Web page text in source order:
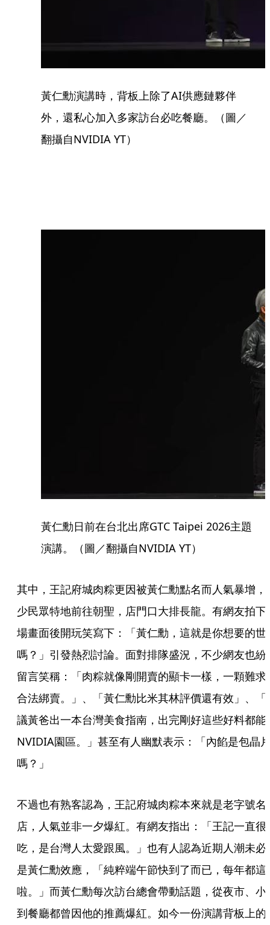
黃仁勳演講時，背板上除了AI供應鏈夥伴
外，還私心加入多家訪台必吃餐廳。（圖／
翻攝自NVIDIA YT）
黃仁勳日前在台北出席GTC Taipei 2026主題
演講。（圖／翻攝自NVIDIA YT）
其中，王記府城肉粽更因被黃仁勳點名而人氣暴增，
少民眾特地前往朝聖，店門口大排長龍。有網友拍下
場畫面後開玩笑寫下：「黃仁勳，這就是你想要的世
嗎？」引發熱烈討論。面對排隊盛況，不少網友也紛
留言笑稱：「肉粽就像剛開賣的顯卡一樣，一顆難求
合法綁賣。」、「黃仁勳比米其林評價還有效」、「
議黃爸出一本台灣美食指南，出完剛好這些好料都能
NVIDIA園區。」甚至有人幽默表示：「內餡是包晶
嗎？」
不過也有熟客認為，王記府城肉粽本來就是老字號名
店，人氣並非一夕爆紅。有網友指出：「王記一直很
吃，是台灣人太愛跟風。」也有人認為近期人潮未必
是黃仁勳效應，「純粹端午節快到了而已，每年都這
啦。」而黃仁勳每次訪台總會帶動話題，從夜市、小
到餐廳都曾因他的推薦爆紅。如今一份演講背板上的